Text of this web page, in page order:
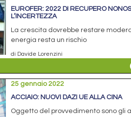
EUROFER: 2022 DI RECUPERO
L’INCERTEZZA
La crescita dovrebbe restare
energia resta un rischio
di Davide Lorenzini
25 gennaio 2022
ACCIAIO: NUOVI DAZI UE ALLA CINA
Oggetto del provvedimento sono gli